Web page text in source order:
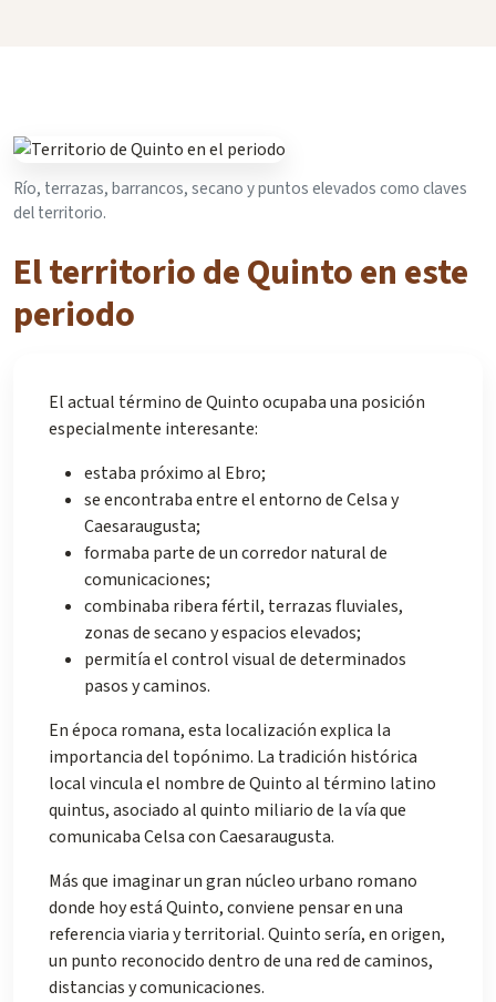
Río, terrazas, barrancos, secano y puntos elevados como claves
del territorio.
El territorio de Quinto en este
periodo
El actual término de Quinto ocupaba una posición
especialmente interesante:
estaba próximo al Ebro;
se encontraba entre el entorno de Celsa y
Caesaraugusta;
formaba parte de un corredor natural de
comunicaciones;
combinaba ribera fértil, terrazas fluviales,
zonas de secano y espacios elevados;
permitía el control visual de determinados
pasos y caminos.
En época romana, esta localización explica la
importancia del topónimo. La tradición histórica
local vincula el nombre de Quinto al término latino
quintus, asociado al quinto miliario de la vía que
comunicaba Celsa con Caesaraugusta.
Más que imaginar un gran núcleo urbano romano
donde hoy está Quinto, conviene pensar en una
referencia viaria y territorial. Quinto sería, en origen,
un punto reconocido dentro de una red de caminos,
distancias y comunicaciones.